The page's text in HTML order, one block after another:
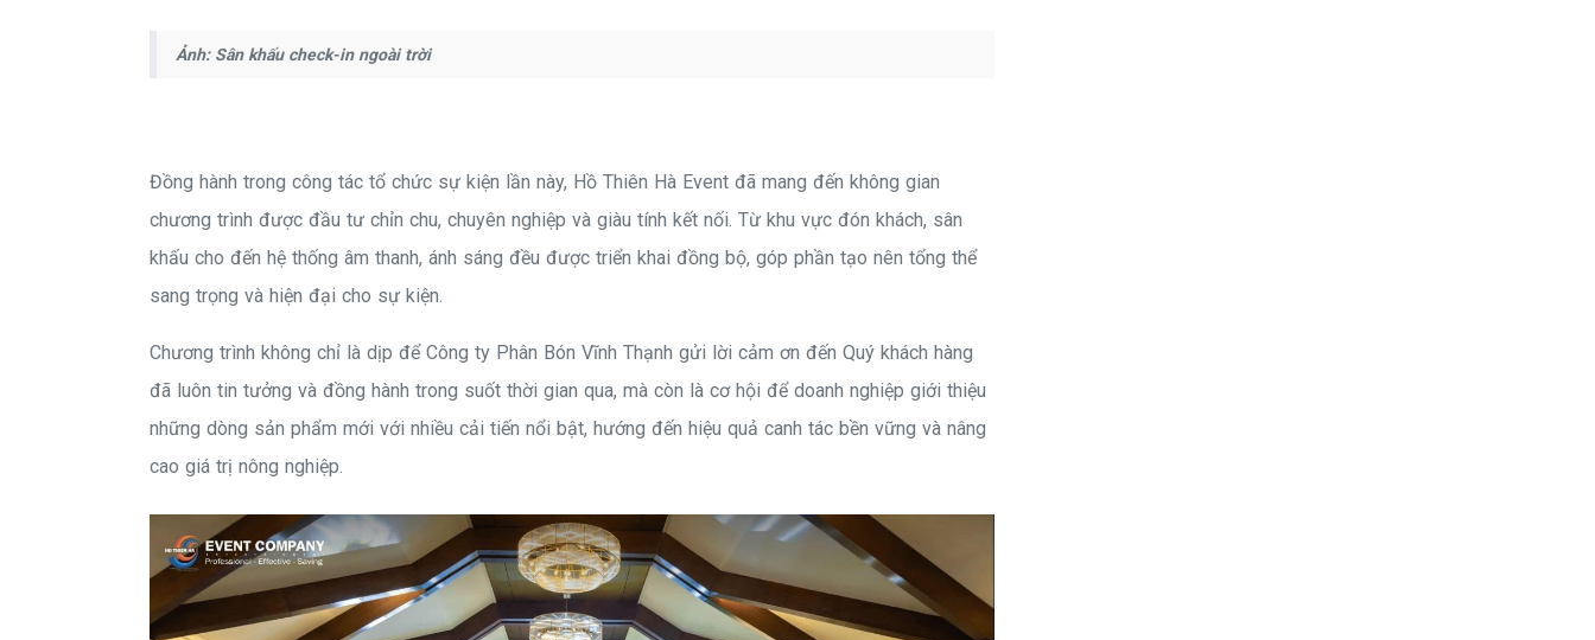
Ảnh: Sân khấu check-in ngoài trời
Đồng hành trong công tác tổ chức sự kiện lần này, Hồ Thiên Hà Event đã mang đến không gian
chương trình được đầu tư chỉn chu, chuyên nghiệp và giàu tính kết nối. Từ khu vực đón khách, sân
khấu cho đến hệ thống âm thanh, ánh sáng đều được triển khai đồng bộ, góp phần tạo nên tổng thể
sang trọng và hiện đại cho sự kiện.
Chương trình không chỉ là dịp để Công ty Phân Bón Vĩnh Thạnh gửi lời cảm ơn đến Quý khách hàng
đã luôn tin tưởng và đồng hành trong suốt thời gian qua, mà còn là cơ hội để doanh nghiệp giới thiệu
những dòng sản phẩm mới với nhiều cải tiến nổi bật, hướng đến hiệu quả canh tác bền vững và nâng
cao giá trị nông nghiệp.